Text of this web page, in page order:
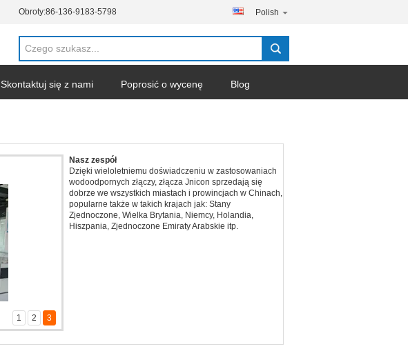
Obroty:86-136-9183-5798 Polish
Skontaktuj się z nami Poprosić o wycenę Blog
1 2
3
Nasza firma
Shenzhen Jnicon Technology Co., Ltd. specjalizuje się w
badaniach i rozwoju złącz wodoodpornych, złącz
zasilających i złączy sygnałowych, produkuje i
sprzedaje, produkty do 14 serii ponad 1000 odmian,
szeroko stosowane w oświetleniu zewnętrznym LED,
wyświetlaczach LED, komunikacji, nowej energii,